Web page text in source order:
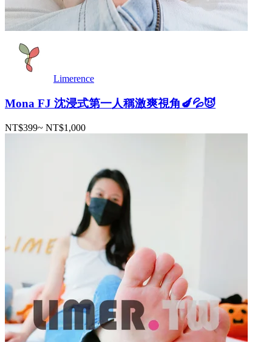
Limerence
Mona FJ 沈浸式第一人稱激爽視角🍆💦😈
NT$399~ NT$1,000